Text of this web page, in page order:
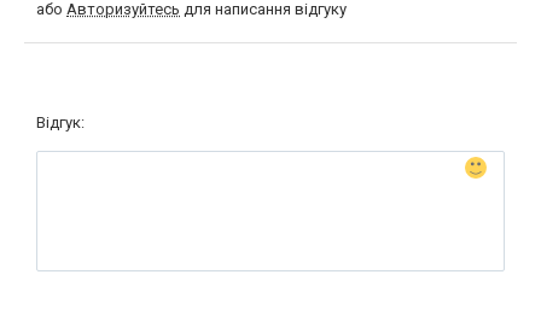
або Авторизуйтесь для написання відгуку
Відгук: